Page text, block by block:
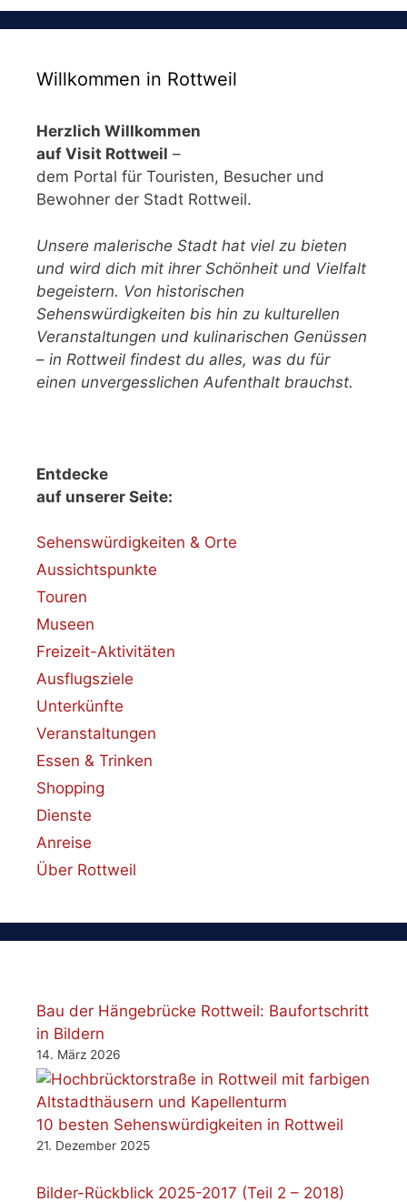
Willkommen in Rottweil
Herzlich Willkommen
auf Visit Rottweil –
dem Portal für Touristen, Besucher und
Bewohner der Stadt Rottweil.
Unsere malerische Stadt hat viel zu bieten
und wird dich mit ihrer Schönheit und Vielfalt
begeistern. Von historischen
Sehenswürdigkeiten bis hin zu kulturellen
Veranstaltungen und kulinarischen Genüssen
– in Rottweil findest du alles, was du für
einen unvergesslichen Aufenthalt brauchst.
Entdecke
auf unserer Seite:
Sehenswürdigkeiten & Orte
Aussichtspunkte
Touren
Museen
Freizeit-Aktivitäten
Ausflugsziele
Unterkünfte
Veranstaltungen
Essen & Trinken
Shopping
Dienste
Anreise
Über Rottweil
Bau der Hängebrücke Rottweil: Baufortschritt
in Bildern
14. März 2026
10 besten Sehenswürdigkeiten in Rottweil
21. Dezember 2025
Bilder-Rückblick 2025-2017 (Teil 2 – 2018)